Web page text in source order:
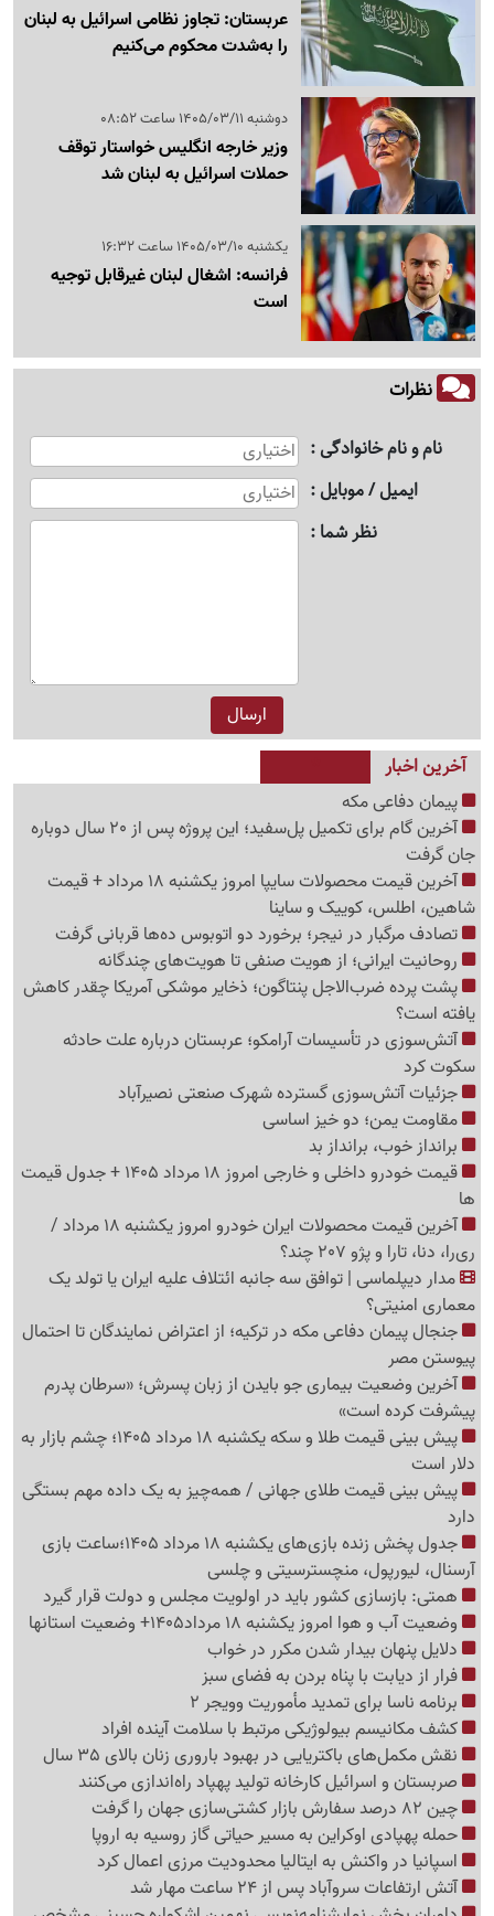
عربستان: تجاوز نظامی اسرائیل به لبنان
را به‌شدت محکوم می‌کنیم
دوشنبه 1405/03/11 ساعت 08:52
وزیر خارجه انگلیس خواستار توقف
حملات اسرائیل به لبنان شد
یکشنبه 1405/03/10 ساعت 16:32
فرانسه: اشغال لبنان غیرقابل توجیه
است
نظرات
نام و نام خانوادگی
ایمیل / موبایل
نظر شما
آخرین اخبار
پیمان دفاعی مکه
آخرین گام برای تکمیل پل‌سفید؛ این پروژه پس از 20 سال دوباره
جان گرفت
آخرین قیمت محصولات سایپا امروز یکشنبه 18 مرداد + قیمت
شاهین، اطلس، کوییک و ساینا
تصادف مرگبار در نیجر؛ برخورد دو اتوبوس ده‌ها قربانی گرفت
روحانیت ایرانی؛ از هویت صنفی تا هویت‌های چندگانه
پشت پرده ضرب‌الاجل پنتاگون؛ ذخایر موشکی آمریکا چقدر کاهش
یافته است؟
آتش‌سوزی در تأسیسات آرامکو؛ عربستان درباره علت حادثه
سکوت کرد
جزئیات آتش‌سوزی گسترده شهرک صنعتی نصیرآباد
مقاومت یمن؛ دو خیز اساسی
برانداز خوب، برانداز بد
قیمت خودرو داخلی و خارجی امروز 18 مرداد 1405 + جدول قیمت
ها
آخرین قیمت محصولات ایران خودرو امروز یکشنبه 18 مرداد /
ری‌را، دنا، تارا و پژو 207 چند؟
مدار دیپلماسی | توافق سه جانبه ائتلاف علیه ایران یا تولد یک
معماری امنیتی؟
جنجال پیمان دفاعی مکه در ترکیه؛ از اعتراض نمایندگان تا احتمال
پیوستن مصر
آخرین وضعیت بیماری جو بایدن از زبان پسرش؛ «سرطان پدرم
پیشرفت کرده است»
پیش بینی قیمت طلا و سکه یکشنبه 18 مرداد 1405؛ چشم بازار به
دلار است
پیش بینی قیمت طلای جهانی / همه‌چیز به یک داده مهم بستگی
دارد
جدول پخش زنده بازی‌های یکشنبه 18 مرداد 1405؛ساعت بازی
آرسنال، لیورپول، منچسترسیتی و چلسی
همتی: بازسازی کشور باید در اولویت مجلس و دولت قرار گیرد
وضعیت آب و هوا امروز یکشنبه 18 مرداد1405+ وضعیت استانها
دلایل پنهان بیدار شدن مکرر در خواب
فرار از دیابت با پناه بردن به فضای سبز
برنامه ناسا برای تمدید مأموریت وویجر 2
کشف مکانیسم بیولوژیکی مرتبط با سلامت آینده افراد
نقش مکمل‌های باکتریایی در بهبود باروری زنان بالای 35 سال
صربستان و اسرائیل کارخانه تولید پهپاد راه‌اندازی می‌کنند
چین 82 درصد سفارش بازار کشتی‌سازی جهان را گرفت
حمله پهپادی اوکراین به مسیر حیاتی گاز روسیه به اروپا
اسپانیا در واکنش به ایتالیا محدودیت مرزی اعمال کرد
آتش ارتفاعات سروآباد پس از 24 ساعت مهار شد